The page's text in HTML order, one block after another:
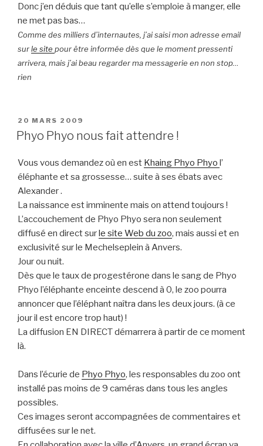
Donc j’en déduis que tant qu’elle s’emploie à manger, elle
ne met pas bas…
Comme des milliers d’internautes, j’ai saisi mon adresse email
surle site pour être informée dès que le moment pressenti
arrivera, mais j’ai beau regarder ma messagerie en non stop…
rien
PUBLIÉ
LE
20 MARS 2009
Phyo Phyo nous fait attendre !
Vous vous demandez où en est Khaing Phyo Phyo l’
éléphante et sa grossesse… suite à ses ébats avec
Alexander .
La naissance est imminente mais on attend toujours !
L’accouchement de Phyo Phyo sera non seulement
diffusé en direct surle site Web du zoo, mais aussi et en
exclusivité sur le Mechelseplein à Anvers.
Jour ou nuit.
Dès que le taux de progestérone dans le sang de Phyo
Phyo l’éléphante enceinte descend à 0, le zoo pourra
annoncer que l’éléphant naîtra dans les deux jours. (à ce
jour il est encore trop haut) !
La diffusion EN DIRECT démarrera à partir de ce moment
là.
Dans l’écurie de Phyo Phyo, les responsables du zoo ont
installé pas moins de 9 caméras dans tous les angles
possibles.
Ces images seront accompagnées de commentaires et
diffusées sur le net.